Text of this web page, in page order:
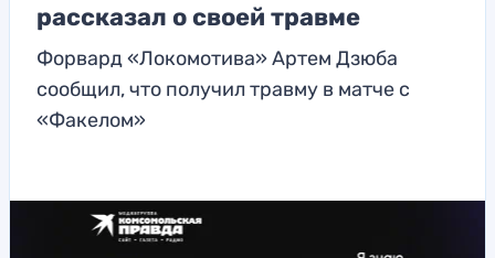
рассказал о своей травме
Форвард «Локомотива» Артем Дзюба
сообщил, что получил травму в матче с
«Факелом»